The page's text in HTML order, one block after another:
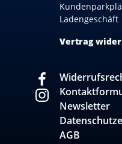
Ladengeschäft
Vertrag
Newsletter
AGB